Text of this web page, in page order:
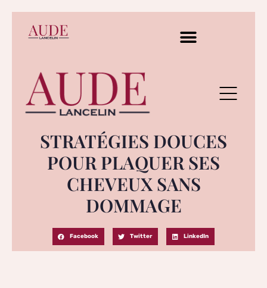
STRATÉGIES DOUCES
POUR PLAQUER SES
CHEVEUX SANS
DOMMAGE
Facebook Twitter LinkedIn